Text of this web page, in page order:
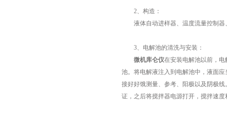
2、构造：
液体自动进样器、温度流量控制器
3、电解池的清洗与安装：
微机库仑仪在安装电解池以前，
池。将电解液注入到电解池中，液面
接好好饿测量、参考、阳极以及阴极
证，之后将搅拌器电源打开，搅拌速